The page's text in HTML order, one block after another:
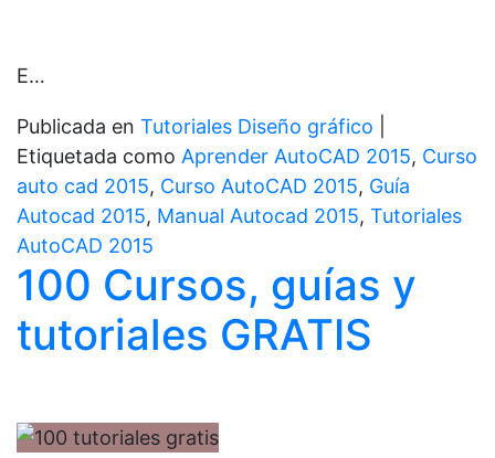
E…
Publicada en Tutoriales Diseño gráfico
Etiquetada como Aprender AutoCAD 2015, Curso
auto cad 2015, Curso AutoCAD 2015, Guía
Autocad 2015, Manual Autocad 2015, Tutoriales
AutoCAD 2015
100 Cursos, guías y
tutoriales GRATIS